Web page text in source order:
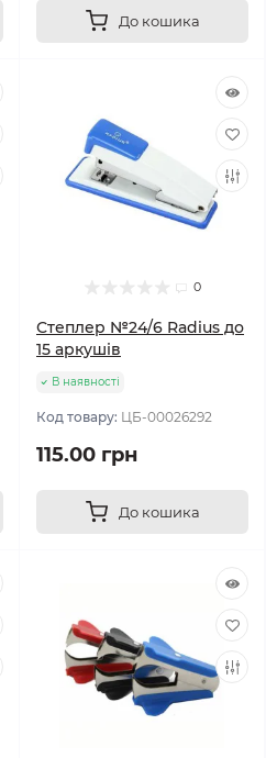
До кошика
0
Степлер №24/6 Radius до
15 аркушів
В наявності
Код товару: ЦБ-00026292
115.00 грн
До кошика